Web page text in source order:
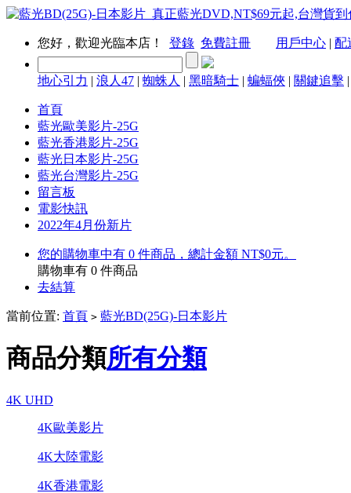
您好，歡迎光臨本店！ 登錄 免費註冊 用戶中心 | 配
地心引力 | 浪人47 | 蜘蛛人 | 黑暗騎士 | 蝙蝠俠 | 關鍵追擊
首頁
藍光歐美影片-25G
藍光香港影片-25G
藍光日本影片-25G
藍光台灣影片-25G
留言板
電影快訊
2022年4月份新片
您的購物車中有 0 件商品，總計金額 NT$0元。
購物車有 0 件商品
去結算
當前位置: 首頁 > 藍光BD(25G)-日本影片
商品分類所有分類
4K UHD
4K歐美影片
4K大陸電影
4K香港電影